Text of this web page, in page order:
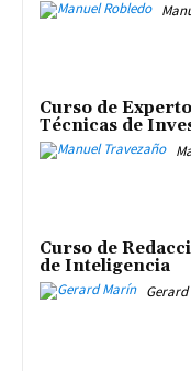
Curso de
Técnicas de
Curso de
de Inteligencia